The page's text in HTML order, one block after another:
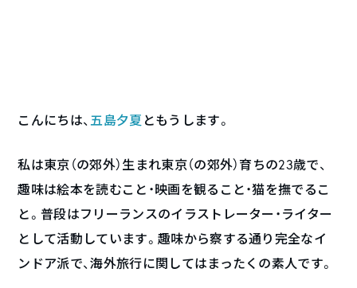
こんにちは、 五島夕夏 ともうします。
私は東京（の郊外）生まれ東京（の郊外）育ちの23歳で、
趣味は絵本を読むこと・映画を観ること・猫を撫でるこ
と。普段はフリーランスのイラストレーター・ライター
として活動しています。趣味から察する通り完全なイ
ンドア派で、海外旅行に関してはまったくの素人です。